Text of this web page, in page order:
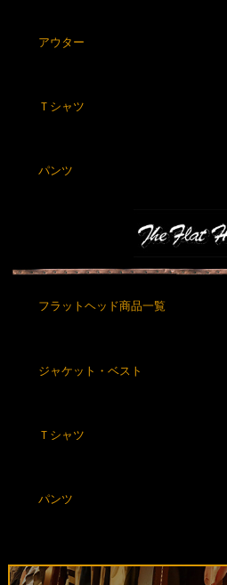
アウター
Ｔシャツ
パンツ
フラットヘッド商品一覧
ジャケット・ベスト
Ｔシャツ
パンツ